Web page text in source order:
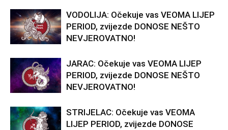
VODOLIJA: Očekuje vas VEOMA LIJEP
PERIOD, zvijezde DONOSE NEŠTO
NEVJEROVATNO!
JARAC: Očekuje vas VEOMA LIJEP
PERIOD, zvijezde DONOSE NEŠTO
NEVJEROVATNO!
STRIJELAC: Očekuje vas VEOMA
LIJEP PERIOD, zvijezde DONOSE